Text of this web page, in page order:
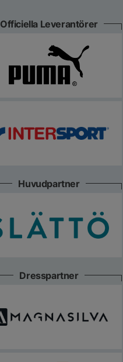
Officiella Leverantörer
Huvudpartner
Dresspartner